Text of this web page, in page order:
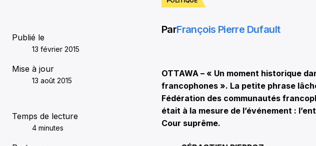
Publié le
13 février 2015
Mise à jour
13 août 2015
Temps de lecture
4 minutes
ParFrançois Pierre Dufault
OTTAWA – « Un moment historique
francophones ». La petite phrase
Fédération des communautés
était à la mesure de l’événement :
Cour suprême.